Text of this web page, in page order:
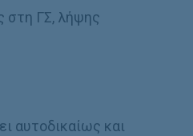
στη ΓΣ, λήψης
αυτοδικαίως και